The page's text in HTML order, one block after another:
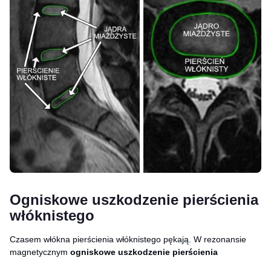
Ogniskowe uszkodzenie pierścienia
włóknistego
Czasem włókna pierścienia włóknistego pękają. W rezonansie
magnetycznym ogniskowe uszkodzenie pierścienia